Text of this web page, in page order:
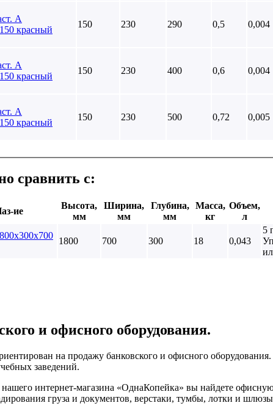
А
красный
150 230 290 0,5 0,004
А
красный
150 230 400 0,6 0,004
А
красный
150 230 500 0,72 0,005
сравнить с:
ие
Высота,
мм
Ширина,
мм
Глубина,
мм
Масса,
кг
Объем,
л
1800 700 300 18 0,043
5
и офисного оборудования.
на продажу банковского и офисного
заведений.
нашего интернет-магазина «ОднаКопейка» вы найдете
груза и документов, верстаки, тумбы, лотки и